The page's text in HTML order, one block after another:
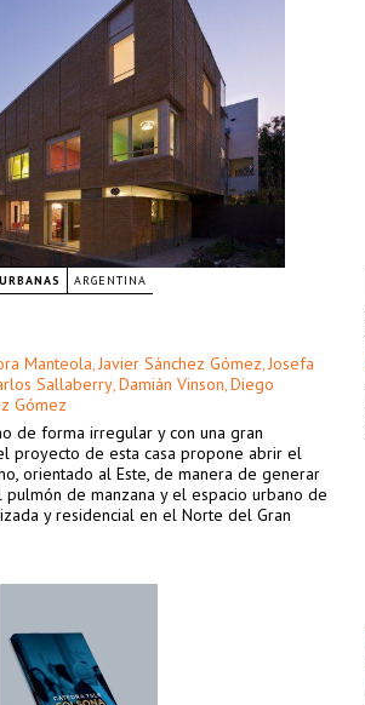
ARGENTINA
Manteola, Javier Sánchez Gómez, Josefa
Sallaberry, Damián Vinson, Diego
Gómez
de forma irregular y con una gran
proyecto de esta casa propone abrir el
orientado al Este, de manera de generar
de manzana y el espacio urbano de
y residencial en el Norte del Gran